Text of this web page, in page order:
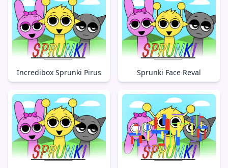
Incredibox Sprunki Pirus Sprunki Face Reval